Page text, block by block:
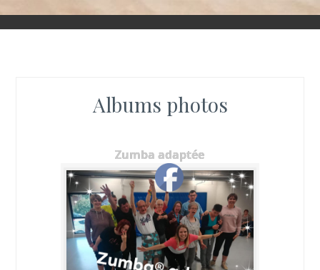
Albums photos
Zumba adaptée